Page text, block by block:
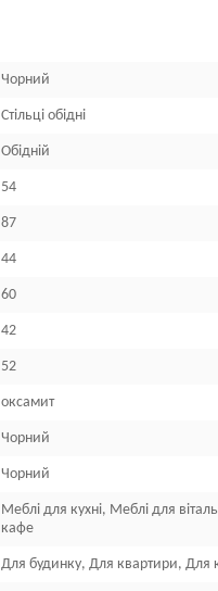
Чорний
Стільці обідні
Обідній
54
87
44
60
42
52
оксамит
Чорний
Чорний
Меблі для кухні, Меблі для
кафе
Для будинку, Для квартири, Для